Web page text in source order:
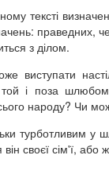
тексті
праведних,
з ділом.
виступати
той і поза
народу? Чи
турботливим у
він своєї сім'ї,